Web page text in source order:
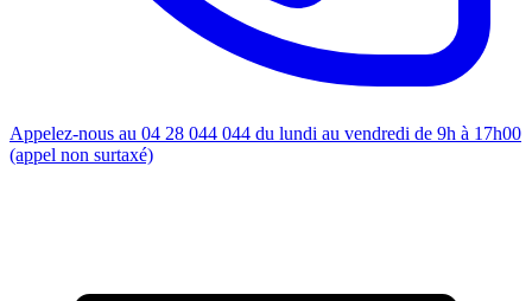
Appelez-nous au 04 28 044 044 du lundi au vendredi de 9h à 17h00
(appel non surtaxé)